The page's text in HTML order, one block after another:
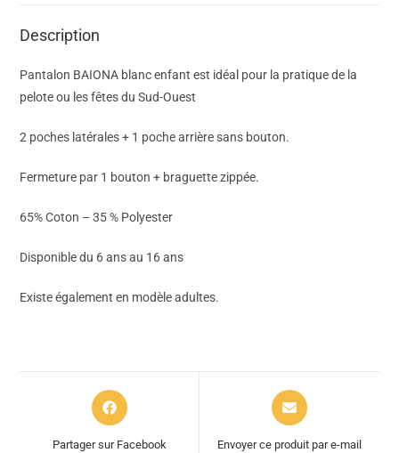
Description
Pantalon BAIONA blanc enfant est idéal pour la pratique de la
pelote ou les fêtes du Sud-Ouest
2 poches latérales + 1 poche arrière sans bouton.
Fermeture par 1 bouton + braguette zippée.
65% Coton – 35 % Polyester
Disponible du 6 ans au 16 ans
Existe également en modèle adultes.
Partager sur Facebook Envoyer ce produit par e-mail